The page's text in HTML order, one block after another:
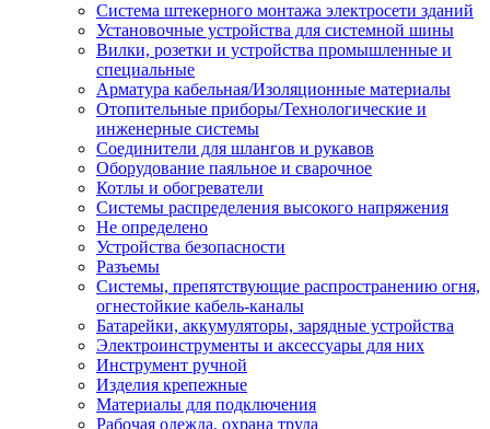
Система штекерного монтажа электросети зданий
Установочные устройства для системной шины
Вилки, розетки и устройства промышленные и
специальные
Арматура кабельная/Изоляционные материалы
Отопительные приборы/Технологические и
инженерные системы
Соединители для шлангов и рукавов
Оборудование паяльное и сварочное
Котлы и обогреватели
Системы распределения высокого напряжения
Не определено
Устройства безопасности
Разъемы
Системы, препятствующие распространению огня,
огнестойкие кабель-каналы
Батарейки, аккумуляторы, зарядные устройства
Электроинструменты и аксессуары для них
Инструмент ручной
Изделия крепежные
Материалы для подключения
Рабочая одежда, охрана труда